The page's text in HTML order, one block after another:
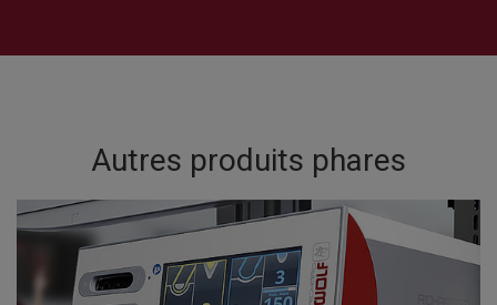
Autres produits phares